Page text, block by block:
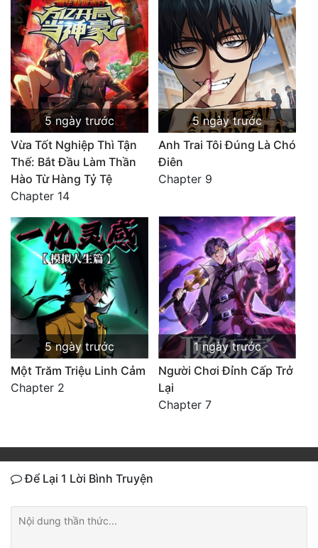
5 ngày trước
Vừa Tốt Nghiệp Thì Tận
Thế: Bắt Đầu Làm Thần
Hào Từ Hàng Tỷ Tệ
Chapter 14
5 ngày trước
Anh Trai Tôi Đúng Là Chó
Điên
Chapter 9
5 ngày trước
Một Trăm Triệu Linh Cảm
Chapter 2
1 ngày trước
Người Chơi Đỉnh Cấp Trở
Lại
Chapter 7
Để Lại 1 Lời Bình Truyện